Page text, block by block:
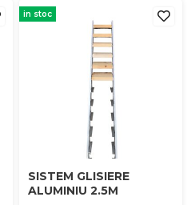
in stoc
SISTEM GLISIERE
ALUMINIU 2.5M